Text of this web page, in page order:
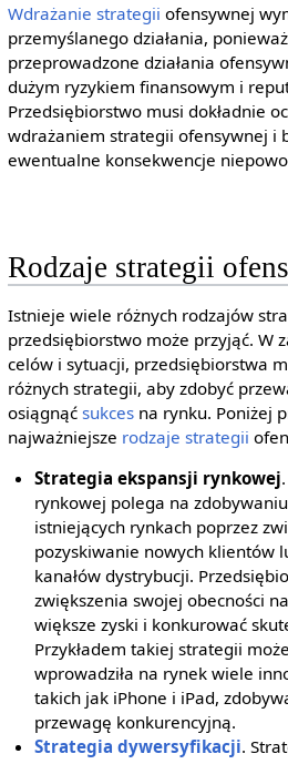
Wdrażanie strategii ofensywnej
przemyślanego działania,
przeprowadzone działania
dużym ryzykiem finansowym i
Przedsiębiorstwo musi dokładnie
wdrażaniem strategii ofensywnej i
ewentualne konsekwencje
Rodzaje strategii
Istnieje wiele różnych rodzajów
przedsiębiorstwo może przyjąć. W
celów i sytuacji, przedsiębiorstwa
różnych strategii, aby zdobyć
osiągnąć sukcesna rynku. Poniżej
najważniejsze rodzaje strategii
Strategia ekspansji rynkowej
rynkowej polega na
istniejących rynkach poprzez
pozyskiwanie nowych klientów
kanałów dystrybucji.
zwiększenia swojej obecności
większe zyski i konkurować
Przykładem takiej strategii
wprowadziła na rynek wiele
takich jak iPhone i iPad,
przewagę konkurencyjną.
Strategia dywersyfikacji.